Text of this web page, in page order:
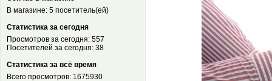
В магазине: 5 посетитель(ей)
Статистика за сегодня
Просмотров за сегодня: 557
Посетителей за сегодня: 38
Статистика за всё время
Всего просмотров: 1675930